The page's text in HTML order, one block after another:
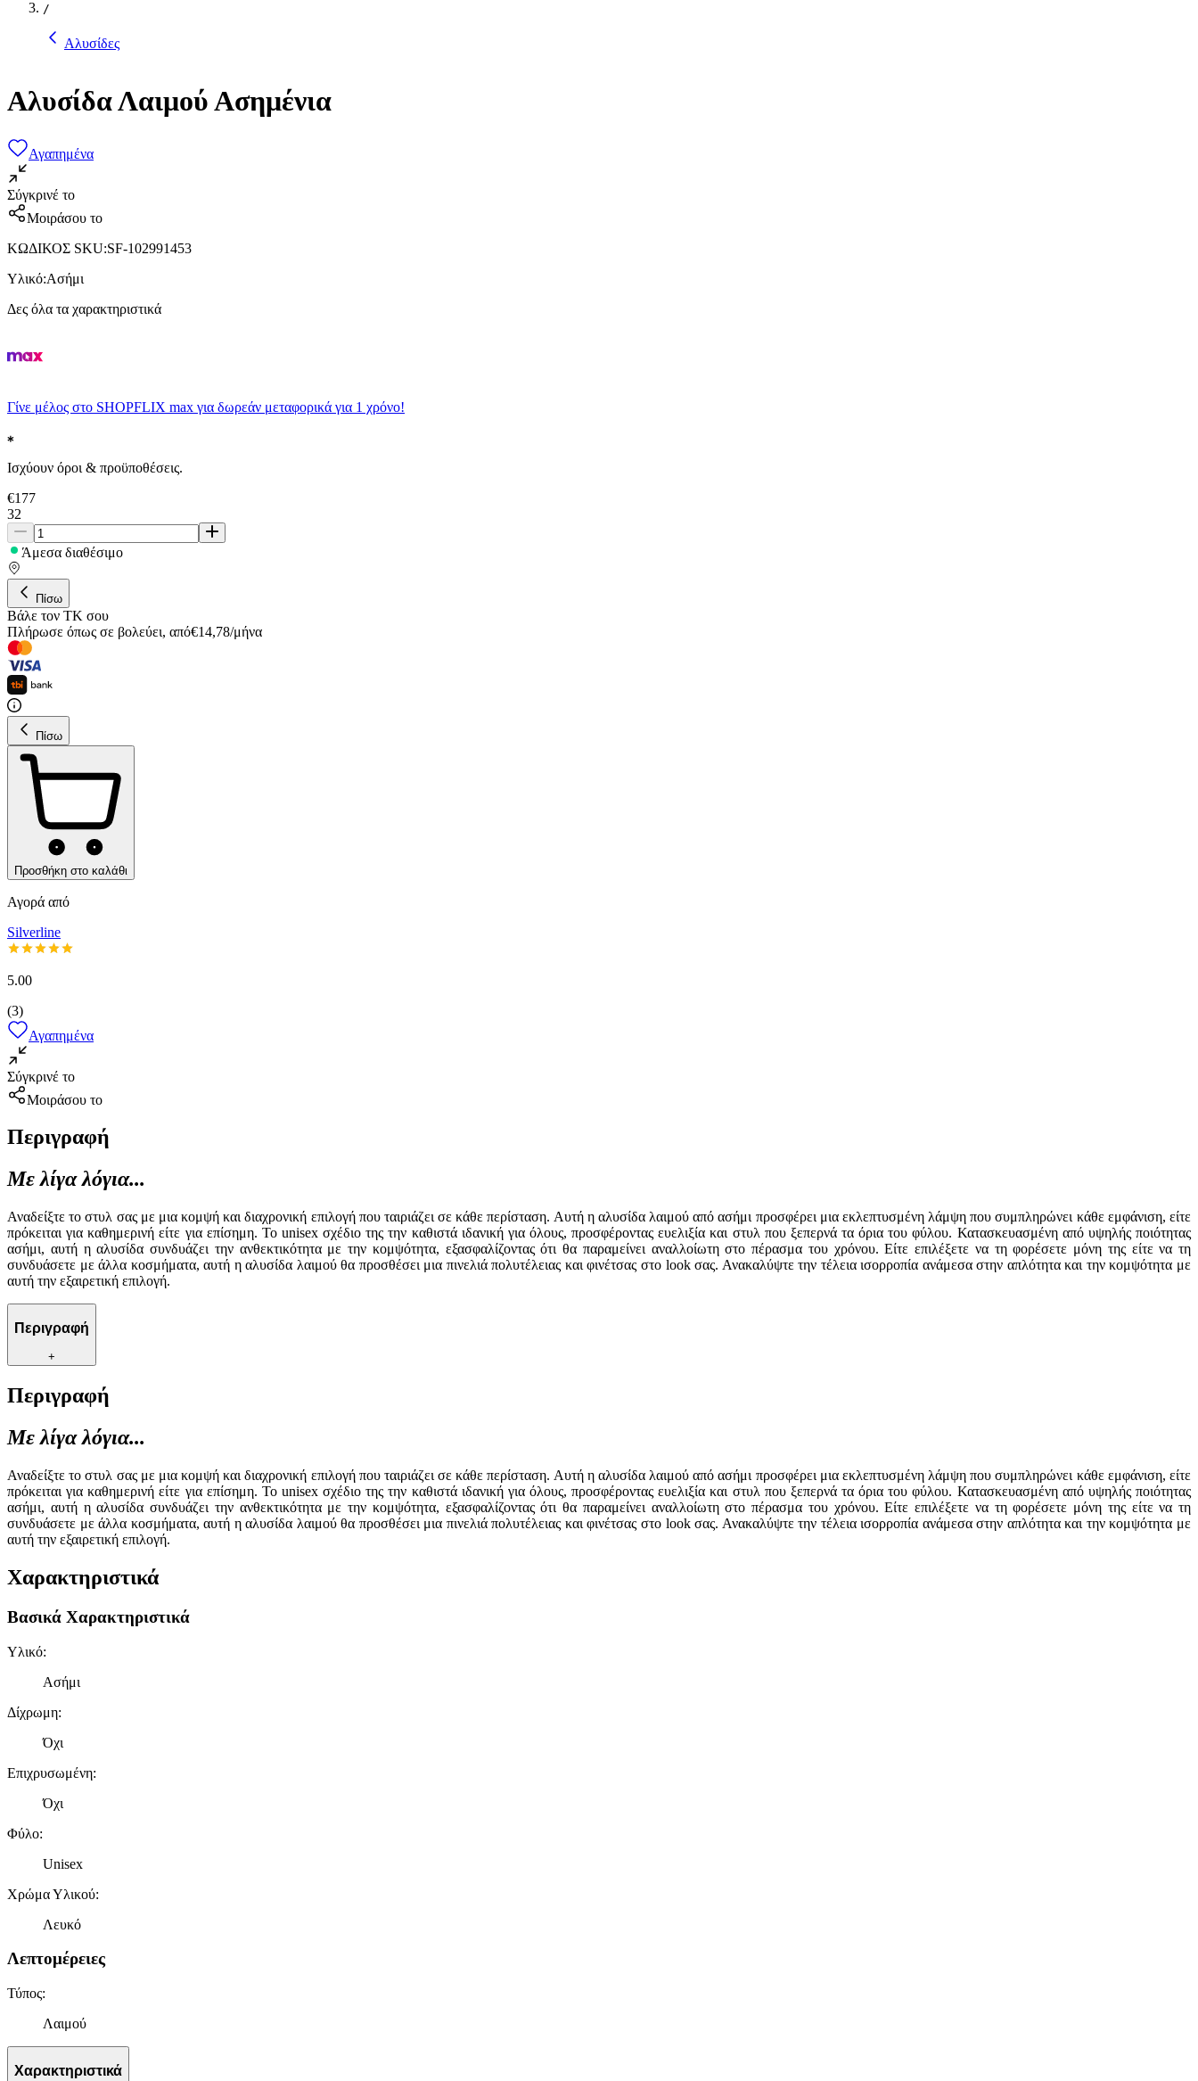
/
Αλυσίδες
Αλυσίδα Λαιμού Ασημένια
Αγαπημένα
Σύγκρινέ το
Μοιράσου το
ΚΩΔΙΚΟΣ SKU:SF-102991453
Υλικό:Ασήμι
Δες όλα τα χαρακτηριστικά
Γίνε μέλος στο SHOPFLIX max για δωρεάν μεταφορικά για 1 χρόνο!
Ισχύουν όροι & προϋποθέσεις.
€177
32
Άμεσα διαθέσιμο
Πίσω
Βάλε τον ΤΚ σου
Πλήρωσε όπως σε βολεύει, από€14,78/μήνα
Πίσω
Προσθήκη στο καλάθι
Αγορά από
Silverline
5.00
(3)
Αγαπημένα
Σύγκρινέ το
Μοιράσου το
Περιγραφή
Με λίγα λόγια...
Αναδείξτε το στυλ σας με μια κομψή και διαχρονική επιλογή που ταιριάζει σε κάθε περίσταση. Αυτή η αλυσίδα λαιμού από ασήμι προσφέρει μια εκλεπτυσμένη λάμψη που συμπληρώνει κάθε εμφάνιση, είτε
πρόκειται για καθημερινή είτε για επίσημη. Το unisex σχέδιο της την καθιστά ιδανική για όλους, προσφέροντας ευελιξία και στυλ που ξεπερνά τα όρια του φύλου. Κατασκευασμένη από υψηλής ποιότητας
ασήμι, αυτή η αλυσίδα συνδυάζει την ανθεκτικότητα με την κομψότητα, εξασφαλίζοντας ότι θα παραμείνει αναλλοίωτη στο πέρασμα του χρόνου. Είτε επιλέξετε να τη φορέσετε μόνη της είτε να τη
συνδυάσετε με άλλα κοσμήματα, αυτή η αλυσίδα λαιμού θα προσθέσει μια πινελιά πολυτέλειας και φινέτσας στο look σας. Ανακαλύψτε την τέλεια ισορροπία ανάμεσα στην απλότητα και την κομψότητα με
αυτή την εξαιρετική επιλογή.
Περιγραφή
+
Περιγραφή
Με λίγα λόγια...
Αναδείξτε το στυλ σας με μια κομψή και διαχρονική επιλογή που ταιριάζει σε κάθε περίσταση. Αυτή η αλυσίδα λαιμού από ασήμι προσφέρει μια εκλεπτυσμένη λάμψη που συμπληρώνει κάθε εμφάνιση, είτε
πρόκειται για καθημερινή είτε για επίσημη. Το unisex σχέδιο της την καθιστά ιδανική για όλους, προσφέροντας ευελιξία και στυλ που ξεπερνά τα όρια του φύλου. Κατασκευασμένη από υψηλής ποιότητας
ασήμι, αυτή η αλυσίδα συνδυάζει την ανθεκτικότητα με την κομψότητα, εξασφαλίζοντας ότι θα παραμείνει αναλλοίωτη στο πέρασμα του χρόνου. Είτε επιλέξετε να τη φορέσετε μόνη της είτε να τη
συνδυάσετε με άλλα κοσμήματα, αυτή η αλυσίδα λαιμού θα προσθέσει μια πινελιά πολυτέλειας και φινέτσας στο look σας. Ανακαλύψτε την τέλεια ισορροπία ανάμεσα στην απλότητα και την κομψότητα με
αυτή την εξαιρετική επιλογή.
Χαρακτηριστικά
Βασικά Χαρακτηριστικά
Υλικό:
Ασήμι
Δίχρωμη:
Όχι
Επιχρυσωμένη:
Όχι
Φύλο:
Unisex
Χρώμα Υλικού:
Λευκό
Λεπτομέρειες
Τύπος:
Λαιμού
Χαρακτηριστικά